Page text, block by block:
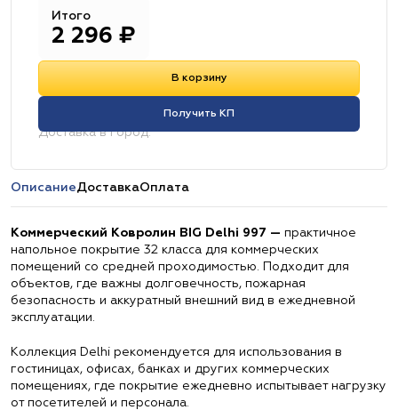
Итого
2 296 ₽
В корзину
Получить КП
Доставка в город:
ОписаниеДоставкаОплата
Коммерческий Ковролин BIG Delhi 997 — практичное
напольное покрытие 32 класса для коммерческих
помещений со средней проходимостью. Подходит для
объектов, где важны долговечность, пожарная
безопасность и аккуратный внешний вид в ежедневной
эксплуатации.
Коллекция Delhi рекомендуется для использования в
гостиницах, офисах, банках и других коммерческих
помещениях, где покрытие ежедневно испытывает нагрузку
от посетителей и персонала.